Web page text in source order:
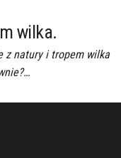
wilka.
z natury i tropem wilka